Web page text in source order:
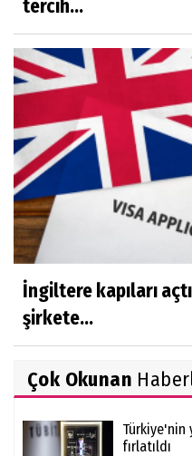
tercih...
İngiltere kapıları
şirkete...
Çok Okunan
Türkiye'nin
fırlatıldı